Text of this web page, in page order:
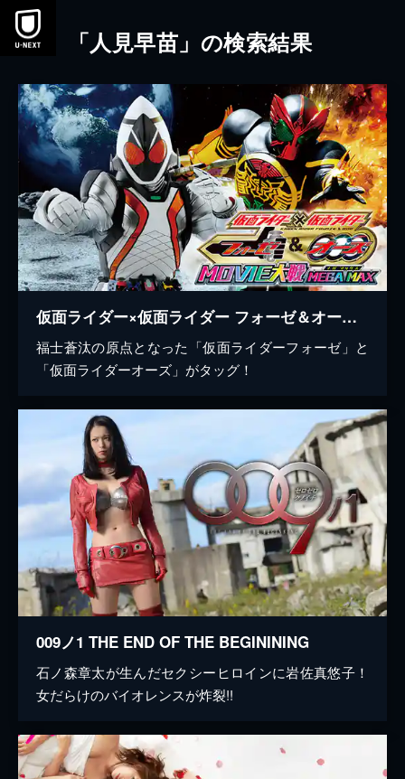
本文へスキップ
「人見早苗」の検索結果
仮面ライダー×仮面ライダー フォーゼ＆オーズ MOVIE大戦MEGAMAX
福士蒼汰の原点となった「仮面ライダーフォーゼ」と
「仮面ライダーオーズ」がタッグ！
009ノ1 THE END OF THE BEGININING
石ノ森章太が生んだセクシーヒロインに岩佐真悠子！
女だらけのバイオレンスが炸裂!!